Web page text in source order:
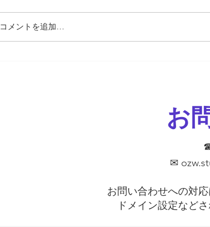
「うちの子、先生の言うことは聞
くんですけどね…親の言うことは
勝負の夏
コメントを追加…
お
✉
お問い合わせへの対
ドメイン設定など